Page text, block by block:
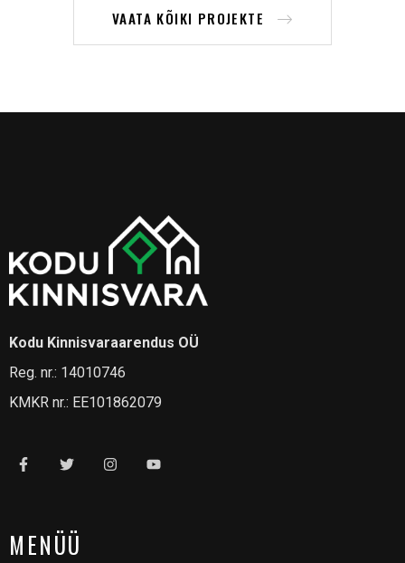
VAATA KÕIKI PROJEKTE
Kodu Kinnisvaraarendus OÜ
Reg. nr.: 14010746
KMKR nr.: EE101862079
MENÜÜ